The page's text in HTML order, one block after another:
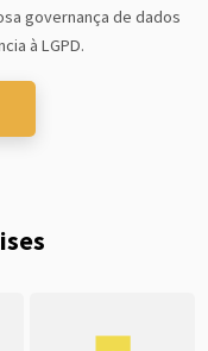
governança de dados
à LGPD.